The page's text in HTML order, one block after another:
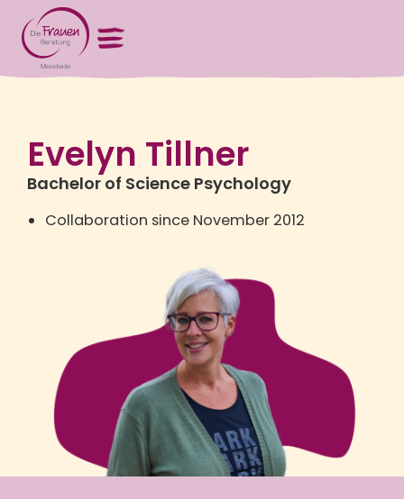
Evelyn Tillner
Bachelor of Science Psychology
Collaboration since November 2012